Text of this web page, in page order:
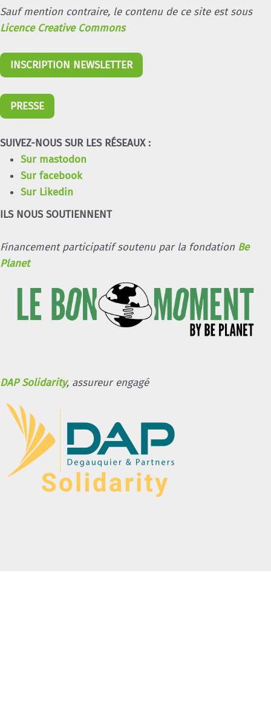
Sauf mention contraire, le contenu de ce site est sous
Licence Creative Commons
INSCRIPTION NEWSLETTER
PRESSE
SUIVEZ-NOUS SUR LES RÉSEAUX :
Sur mastodon
Sur facebook
Sur Likedin
ILS NOUS SOUTIENNENT
Financement participatif soutenu par la fondation Be
Planet
DAP Solidarity, assureur engagé